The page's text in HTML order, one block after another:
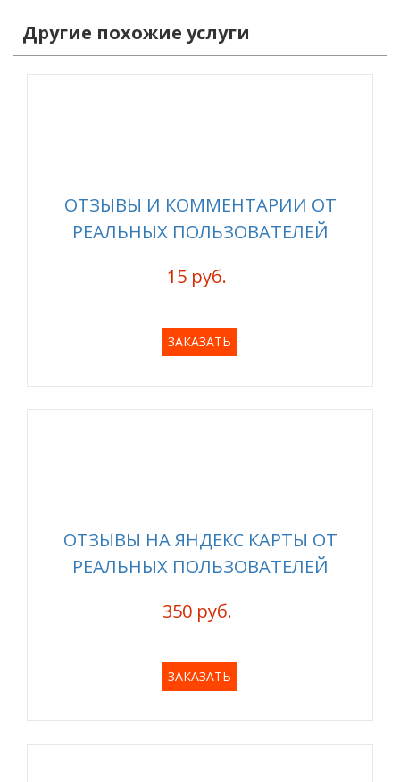
Другие похожие услуги
ОТЗЫВЫ И КОММЕНТАРИИ ОТ
РЕАЛЬНЫХ ПОЛЬЗОВАТЕЛЕЙ
15 руб.
ЗАКАЗАТЬ
ОТЗЫВЫ НА ЯНДЕКС КАРТЫ ОТ
РЕАЛЬНЫХ ПОЛЬЗОВАТЕЛЕЙ
350 руб.
ЗАКАЗАТЬ